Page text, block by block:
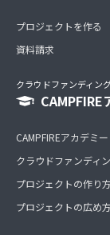
プロジェクトを作る
資料請求
クラウドファンディン
CAMPFIRE
CAMPFIREアカデミ
クラウドファンディ
プロジェクトの作り
プロジェクトの広め